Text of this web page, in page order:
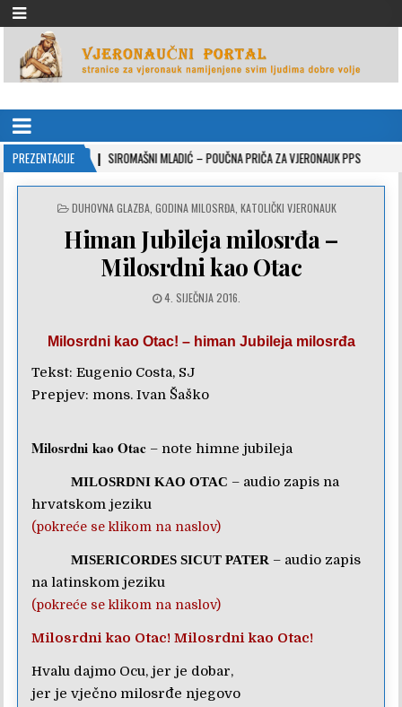
VJERONAUČNI PORTAL
PREZENTACIJE
26 SIROMAŠNI MLADIĆ – POUČNA PRIČA ZA VJERONAUK PPS 2021-05-02
POSTED
DUHOVNA GLAZBA, GODINA MILOSRĐA, KATOLIČKI VJERONAUK
Himan Jubileja milosrđa –
Milosrdni kao Otac
4. SIJEČNJA 2016.
Milosrdni kao Otac! – himan Jubileja milosrđa
Tekst: Eugenio Costa, SJ
Prepjev: mons. Ivan Šaško
Milosrdni kao Otac – note himne jubileja
MILOSRDNI KAO OTAC – audio zapis na
hrvatskom jeziku
(pokreće se klikom na naslov)
MISERICORDES SICUT PATER – audio zapis
na latinskom jeziku
(pokreće se klikom na naslov)
Milosrdni kao Otac! Milosrdni kao Otac!
Hvalu dajmo Ocu, jer je dobar,
jer je vječno milosrđe njegovo